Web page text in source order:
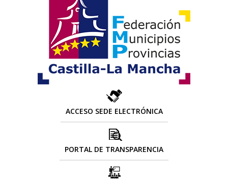
ACCESO SEDE ELECTRÓNICA
PORTAL DE TRANSPARENCIA